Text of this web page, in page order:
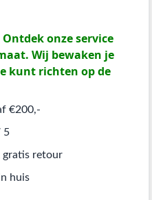
onze service
Wij bewaken je
kunt richten op de
€200,-
5
gratis retour
huis